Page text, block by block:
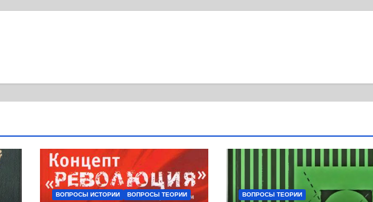
ВОПРОСЫ ИСТОРИИ ВОПРОСЫ ТЕОРИИ ВОПРОСЫ ТЕОРИИ